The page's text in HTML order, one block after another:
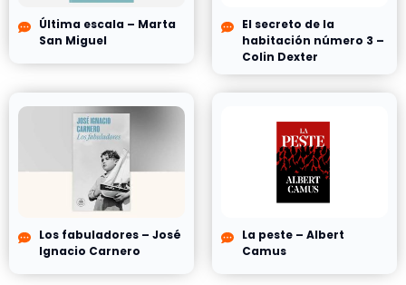
Última escala – Marta
San Miguel
El secreto de la
habitación número 3 –
Colin Dexter
Los fabuladores – José
Ignacio Carnero
La peste – Albert
Camus